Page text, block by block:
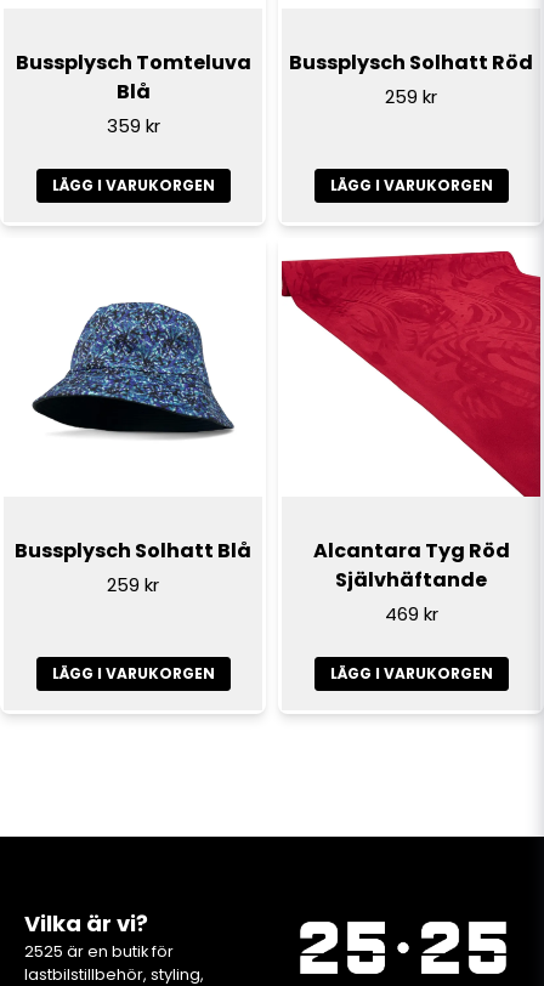
Bussplysch Tomteluva
Blå
359 kr
LÄGG I VARUKORGEN
Bussplysch Solhatt Röd
259 kr
LÄGG I VARUKORGEN
Bussplysch Solhatt Blå
259 kr
LÄGG I VARUKORGEN
Alcantara Tyg Röd
Självhäftande
469 kr
LÄGG I VARUKORGEN
Vilka är vi?
2525 är en butik för
lastbilstillbehör, styling,